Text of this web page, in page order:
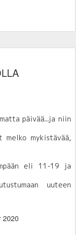
päivää...ja niin
melko mykistävää,
eli 11-19 ja
uuteen
2020